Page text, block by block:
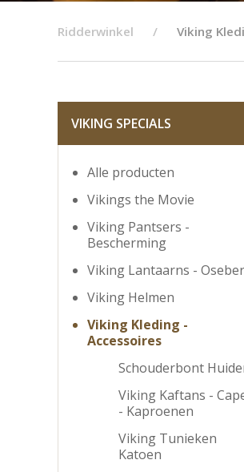
Ridderwinkel Viking
VIKING SPECIALS
Alle producten
Vikings the Movie
Viking Pantsers -
Bescherming
Viking Lantaarns -
Viking Helmen
Viking Kleding -
Accessoires
Schouderbont
Viking Kaftans -
- Kaproenen
Viking Tunieken
Katoen